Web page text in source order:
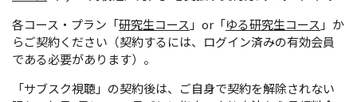
各コース・プラン「研究生コース 」or「ゆる研究生コース 」か
らご契約ください（契約するには、ログイン済みの有効会員
である必要があります）。
「サブスク視聴」の契約後は、ご自身で契約を解除されない